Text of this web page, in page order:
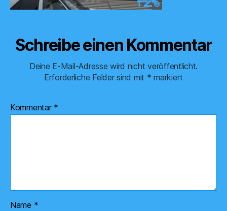
Schreibe einen Kommentar
Deine E-Mail-Adresse wird nicht veröffentlicht.
Erforderliche Felder sind mit * markiert
Kommentar *
Name *